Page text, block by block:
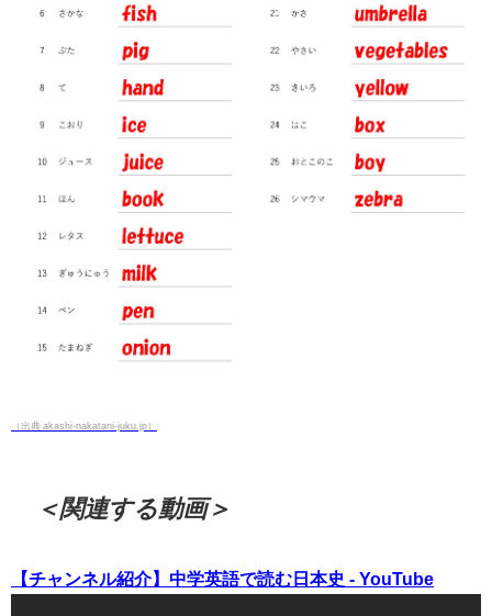
（出典 akashi-nakatani-juku.jp）
＜関連する動画＞
【チャンネル紹介】中学英語で読む日本史 - YouTube